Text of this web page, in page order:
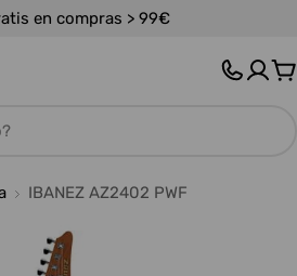
en compras > 99€
IBANEZ AZ2402 PWF